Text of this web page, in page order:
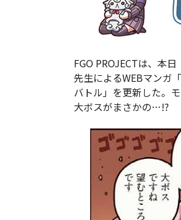
FGO PROJECTは、本
先生によるWEBマンガ
バトル」を更新した。
大ボスがまさかの…!?